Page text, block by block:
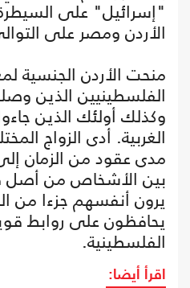
"إسرائيل" على
الأردن ومصر على
منحت الأردن الجنسية
وكذلك أولئك الذين
الغربية. أدى الزواج
مدى عقود من الزمان
بين الأشخاص من أصل
يرون أنفسهم جزءا من
يحافظون على روابط
الفلسطينية.
اقرأ أيضا: